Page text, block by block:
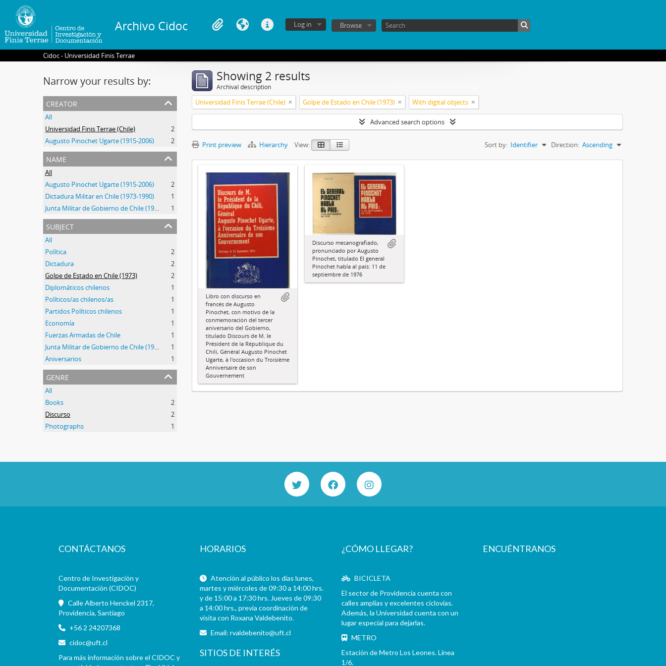
Archivo Cidoc Log in Browse
Cidoc - Universidad Finis Terrae
Narrow your results by:
creator
All
Universidad Finis Terrae (Chile)
2
Augusto Pinochet Ugarte (1915-2006)
2
name
All
Augusto Pinochet Ugarte (1915-2006)
2
Dictadura Militar en Chile (1973-1990)
1
Junta Militar de Gobierno de Chile (1973-1990)
1
subject
All
Política
2
Dictadura
2
Golpe de Estado en Chile (1973)
2
Diplomáticos chilenos
1
Políticos/as chilenos/as
1
Partidos Políticos chilenos
1
Economía
1
Fuerzas Armadas de Chile
1
Junta Militar de Gobierno de Chile (1973-1990)
1
Aniversarios
1
genre
All
Books
2
Discurso
2
Photographs
1
Showing 2 results
Archival description
Universidad Finis Terrae (Chile) Golpe de Estado en Chile (1973) With digital objects
Advanced search options
Print preview Hierarchy View: Sort by: Identifier Direction: Ascending
Libro con discurso en
francés de Augusto
Pinochet, con motivo de la
conmemoración del tercer
aniversario del Gobierno,
titulado Discours de M. le
Président de la République du
Chilí, Général Augusto Pinochet
Ugarte, à l'occasion du Troisième
Anniversaire de son
Gouvernement
Discurso mecanografiado,
pronunciado por Augusto
Pinochet, titulado El general
Pinochet habla al país: 11 de
septiembre de 1976
CONTÁCTANOS
Centro de Investigación y
Documentación (CIDOC)
Calle Alberto Henckel 2317,
Providencia, Santiago
+56 2 24207368
cidoc@uft.cl
Para más información sobre el CIDOC y
HORARIOS
Atención al público los días lunes,
martes y miércoles de 09:30 a 14:00 hrs.
y de 15:00 a 17:30 hrs. Jueves de 09:30
a 14:00 hrs., previa coordinación de
visita con Roxana Valdebenito.
Email:rvaldebenito@uft.cl
SITIOS DE INTERÉS
¿CÓMO LLEGAR?
BICICLETA
El sector de Providencia cuenta con
calles amplias y excelentes ciclovías.
Además, la Universidad cuenta con un
lugar especial para dejarlas.
METRO
Estación de Metro Los Leones. Línea
1/6.
ENCUÉNTRANOS